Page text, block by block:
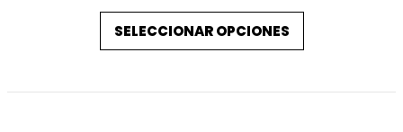
SELECCIONAR OPCIONES